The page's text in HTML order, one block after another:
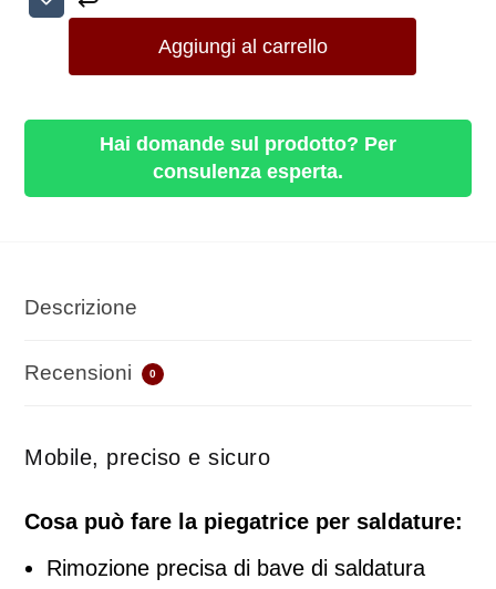
Aggiungi al carrello
Hai domande sul prodotto? Per
consulenza esperta.
Descrizione
Recensioni 0
Mobile, preciso e sicuro
Cosa può fare la piegatrice per saldature:
Rimozione precisa di bave di saldatura